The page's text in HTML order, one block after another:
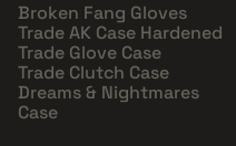
Broken Fang Gloves
Trade AK Case Hardened
Trade Glove Case
Trade Clutch Case
Dreams & Nightmares
Case